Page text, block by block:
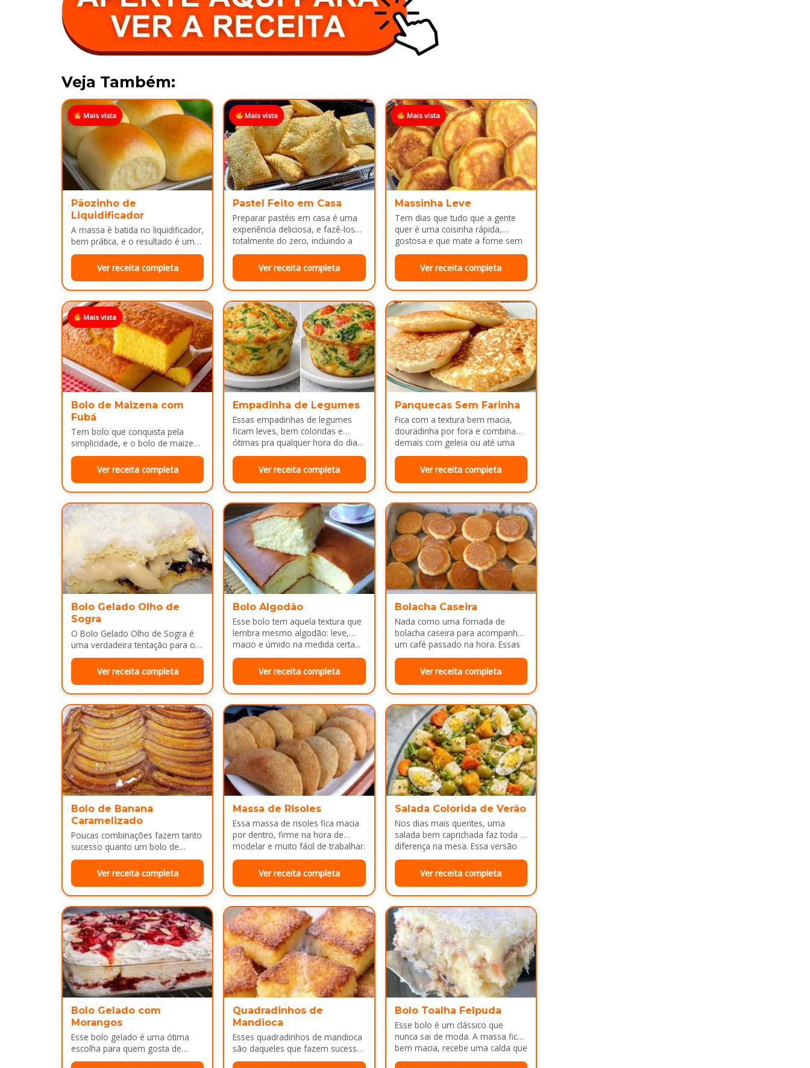
Veja Também:
Mais vista
Pãozinho de
Liquidificador
A massa é batida no liquidificador,
bem prática, e o resultado é um
pão leve, macio...
Ver receita completa
Mais vista
Pastel Feito em Casa
Preparar pastéis em casa é uma
experiência deliciosa, e fazê-los
totalmente do zero, incluindo a
massa, fica melhor ainda...
Ver receita completa
Mais vista
Massinha Leve
Tem dias que tudo que a gente
quer é uma coisinha rápida,
gostosa e que mate a fome sem
dar trabalho...
Ver receita completa
Mais vista
Bolo de Maizena com
Fubá
Tem bolo que conquista pela
simplicidade, e o bolo de maizena
com fubá é um ótimo exemplo..
Ver receita completa
Empadinha de Legumes
Essas empadinhas de legumes
ficam leves, bem coloridas e
ótimas pra qualquer hora do dia...
Ver receita completa
Panquecas Sem Farinha
Fica com a textura bem macia,
douradinha por fora e combina
demais com geleia ou até uma
manteiguinha derretendo por
Ver receita completa
Bolo Gelado Olho de
Sogra
O Bolo Gelado Olho de Sogra é
uma verdadeira tentação para os
amantes de sobremesas
refrescantes e cheias de sabor...
Ver receita completa
Bolo Algodão
Esse bolo tem aquela textura que
lembra mesmo algodão: leve,
macio e úmido na medida certa...
Ver receita completa
Bolacha Caseira
Nada como uma fornada de
bolacha caseira para acompanhar
um café passado na hora. Essas
bolachinhas ficam levemente
douradas por…
Ver receita completa
Bolo de Banana
Caramelizado
Poucas combinações fazem tanto
sucesso quanto um bolo de
banana com uma calda
douradinha por cima. Enquanto
assa, aquele cheirinho…
Ver receita completa
Massa de Risoles
Essa massa de risoles fica macia
por dentro, firme na hora de
modelar e muito fácil de trabalhar.
É uma…
Ver receita completa
Salada Colorida de Verão
Nos dias mais quentes, uma
salada bem caprichada faz toda a
diferença na mesa. Essa versão
colorida reúne legumes cozidos…
Ver receita completa
Bolo Gelado com
Morangos
Esse bolo gelado é uma ótima
escolha para quem gosta de
sobremesas bem cremosas e
Quadradinhos de
Mandioca
Esses quadradinhos de mandioca
são daqueles que fazem sucesso
no café da tarde ou como
Bolo Toalha Felpuda
Esse bolo é um clássico que
nunca sai de moda. A massa fica
bem macia, recebe uma calda que
deixa…